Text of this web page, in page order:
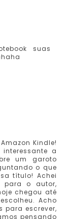
suas
Kindle!
a
um garoto
o que
título! Achei
o autor,
chegou até
Acho
para escrever,
pensando